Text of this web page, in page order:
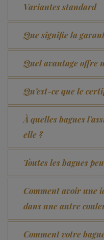
Variantes standard
Que signifie la
Quel avantage offre
Qu’est-ce que le
À quelles bagues
elle ?
Toutes les bagues
Comment avoir une
dans une autre
Comment votre